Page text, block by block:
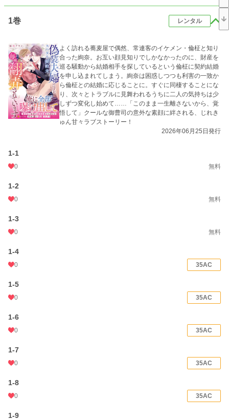
文字数(レンタル含む) 136,877
更新日時
初回公開日時 2026.06.10 14:07
初回完結日時 2026.06.10 14:07
週間ポイント 70 pt (40,028 位)
月間ポイント 525 pt (33,981 位)
年間ポイント 3,863 pt (51,688 位)
1巻 レンタル
よく訪れる蕎麦屋で偶然、常連客のイケメン・倫柾と知り
合った絢奈。お互い顔見知りでしかなかったのに、財産を
巡る騒動から結婚相手を探しているという倫柾に契約結婚
を申し込まれてしまう。絢奈は困惑しつつも利害の一致か
ら倫柾との結婚に応じることに。すぐに同棲することにな
り、次々とトラブルに見舞われるうちに二人の気持ちは少
しずつ変化し始めて……「このまま一生離さないから、覚
悟して」クールな御曹司の意外な素顔に絆される、じれき
ゅん甘々ラブストーリー！
2026年06月25日発行
1-1
0 無料
1-2
0 無料
1-3
0 無料
1-4
0 35AC
1-5
0 35AC
1-6
0 35AC
1-7
0 35AC
1-8
0 35AC
1-9